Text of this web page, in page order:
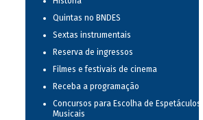
Quintas no BNDES
Sextas instrumentais
Reserva de ingressos
Filmes e festivais de cinema
Receba a programação
Concursos para Escolha de Espetáculos
Musicais